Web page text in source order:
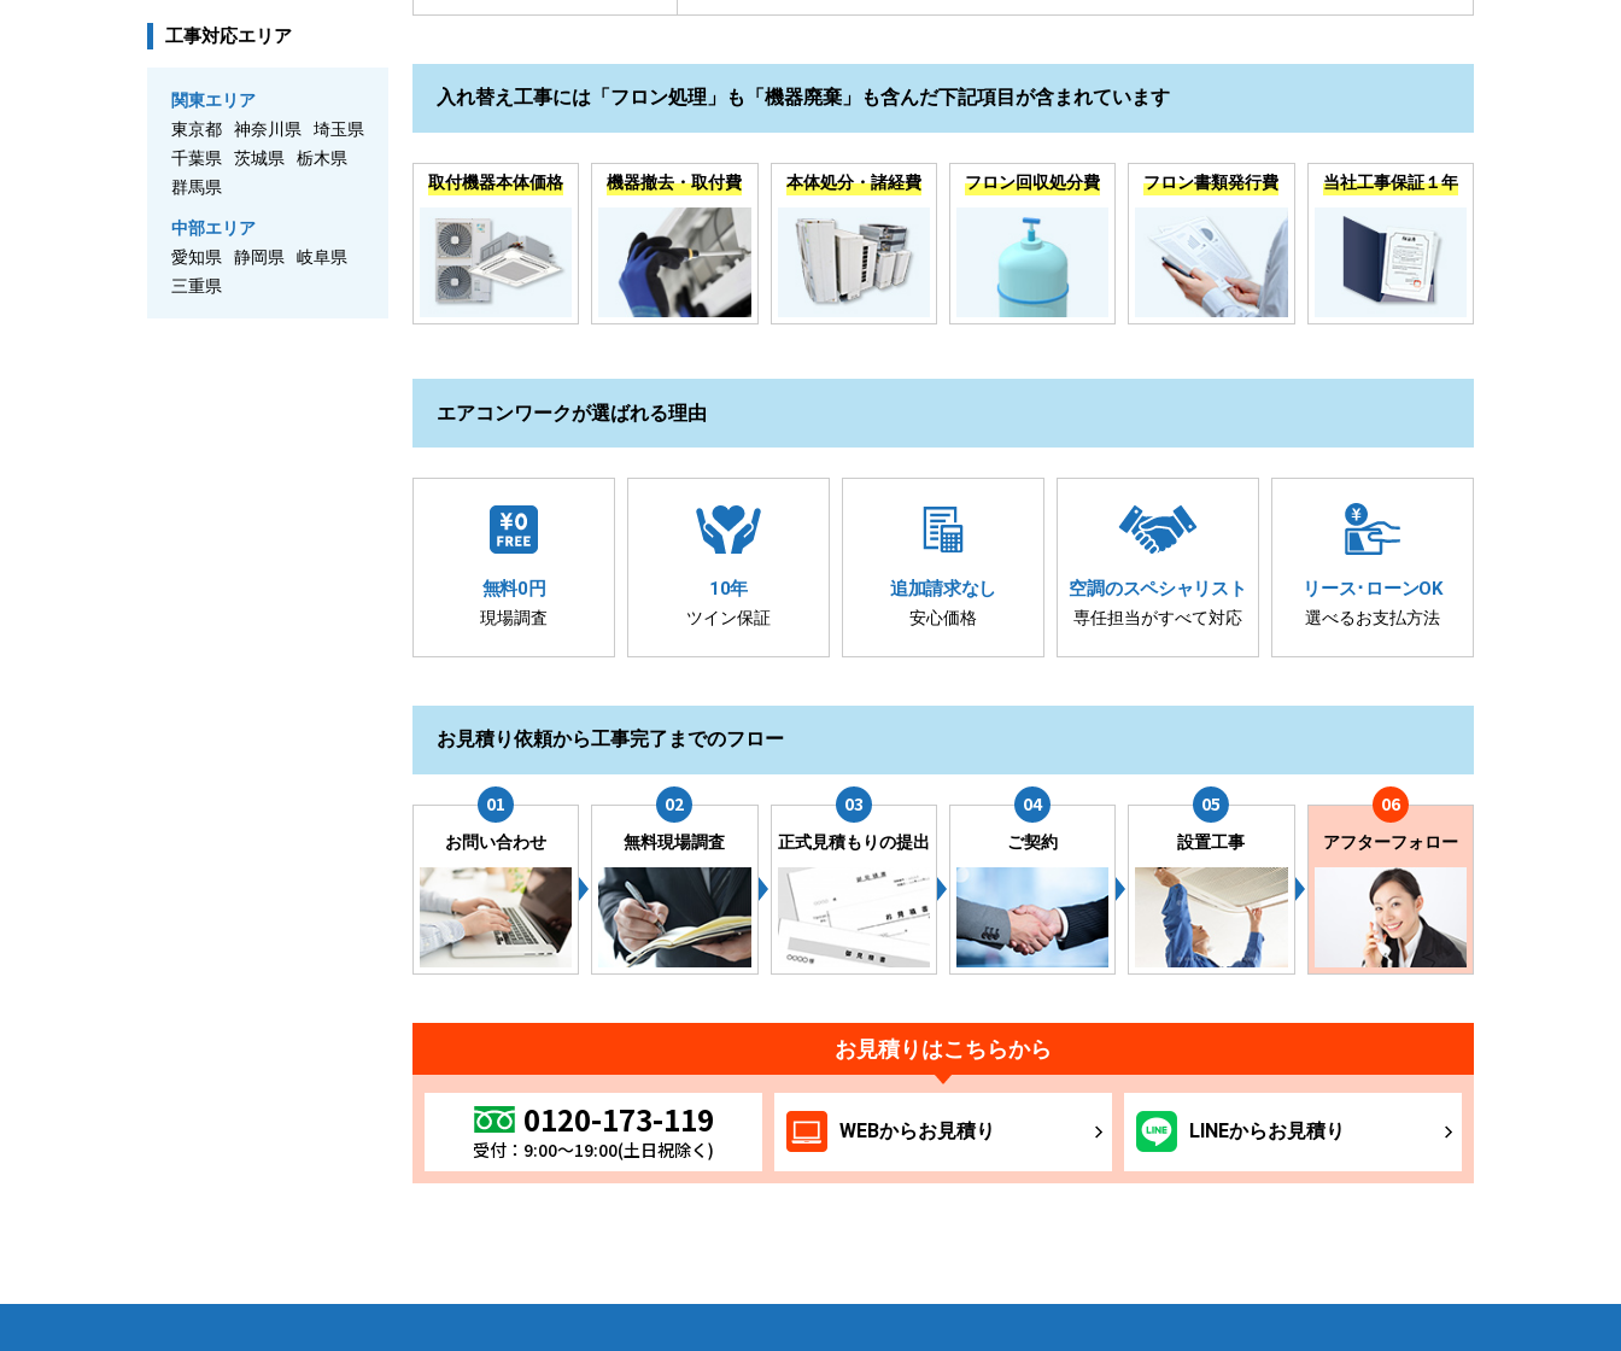
入れ替え工事には「フロン処理」も「機器廃棄」も含んだ下記項目が含まれています
取付機器本体価格 機器撤去・取付費 本体処分・諸経費 フロン回収処分費 フロン書類発行費 当社工事保証１年
エアコンワークが選ばれる理由
無料0円
現場調査
10年
ツイン保証
追加請求なし
安心価格
空調のスペシャリスト
専任担当がすべて対応
リース･ ローンOK
選べるお支払方法
お見積り依頼から工事完了までのフロー
お問い合わせ 無料現場調査 正式見積もりの提出 ご契約 設置工事 アフターフォロー
お見積りはこちらから
0120-173-119
受付：9:00～19:00(土日祝除く)
WEBからお見積り LINEからお見積り
工事対応エリア
関東エリア
東京都
神奈川県
埼玉県
千葉県
茨城県
栃木県
群馬県
中部エリア
愛知県
静岡県
岐阜県
三重県